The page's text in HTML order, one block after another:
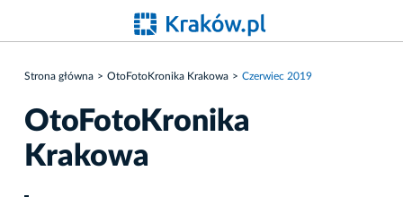
Strona główna OtoFotoKronika Krakowa Czerwiec 2019
OtoFotoKronika
Krakowa